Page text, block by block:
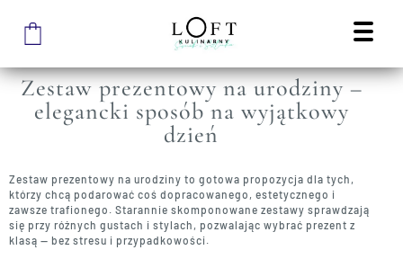
ZESTAW PREZENTOWY
Zestaw prezentowy na urodziny –
elegancki sposób na wyjątkowy
dzień
Zestaw prezentowy na urodziny to gotowa propozycja dla tych,
którzy chcą podarować coś dopracowanego, estetycznego i
zawsze trafionego. Starannie skomponowane zestawy sprawdzają
się przy różnych gustach i stylach, pozwalając wybrać prezent z
klasą — bez stresu i przypadkowości.